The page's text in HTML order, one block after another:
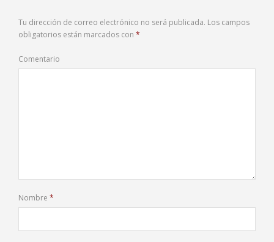
Tu dirección de correo electrónico no será publicada. Los campos
obligatorios están marcados con *
Comentario
Nombre *